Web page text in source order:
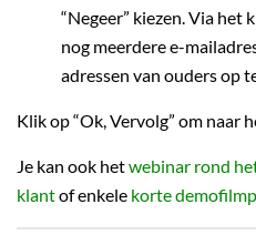
“Negeer” kiezen. Via
nog meerdere e-
adressen van ouders op
Klik op “Ok, Vervolg” om naar
Je kan ook hetwebinar rond
klantof enkele korte